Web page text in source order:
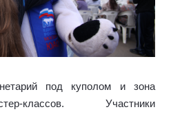
под куполом и зона
классов. Участники